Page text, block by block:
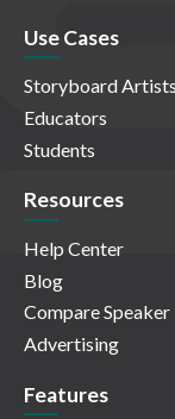
Use Cases
Storyboard Artists
Educators
Students
Resources
Help Center
Blog
Compare Speaker
Advertising
Features